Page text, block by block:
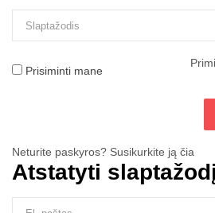
Prisiminti mane
Neturite paskyros? Susikurkite ją čia
Atstatyti slaptažodį